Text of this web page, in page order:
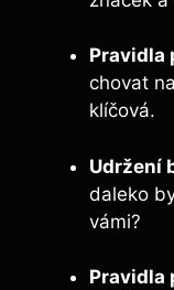
Pravidla
chovat
klíčová.
Udržení
daleko
vámi?
Pravidla